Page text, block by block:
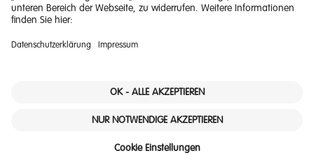
Barrierefreiheitserklärung
Datenschutzerklärung
© 2026 Energie Steiermark